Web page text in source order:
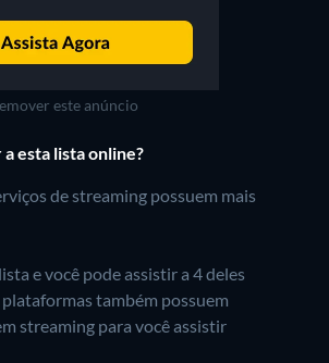
este anúncio
esta lista online?
de streaming possuem mais
e você pode assistir a 4 deles
também possuem
streaming para você assistir